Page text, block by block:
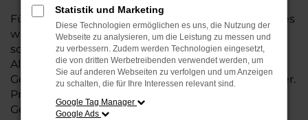
Für Ihr VW Fahrzeug bieten wir zusätzliche Services
wie flexible Finanzierungs- und Leasingoptionen
sowie die Möglichkeit zurInzahlungnahmeIhres
Altfahrzeugs. So wird der Kauf Ihres
Gebrauchtwagens noch einfacher und individueller.
Profitieren Sie von unserer großen Auswahl an
Gebrauchtwagen und lassen Sie sich in einer
Statistik und Marketing
Diese Technologien ermöglichen es uns, die Nutzung der
Webseite zu analysieren, um die Leistung zu messen und
zu verbessern. Zudem werden Technologien eingesetzt,
die von dritten Werbetreibenden verwendet werden, um
Sie auf anderen Webseiten zu verfolgen und um Anzeigen
zu schalten, die für Ihre Interessen relevant sind.
Google Tag Manager
Google Ads